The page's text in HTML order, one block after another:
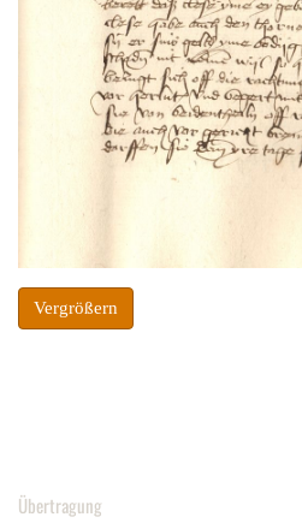
Vergrößern
Übertragung